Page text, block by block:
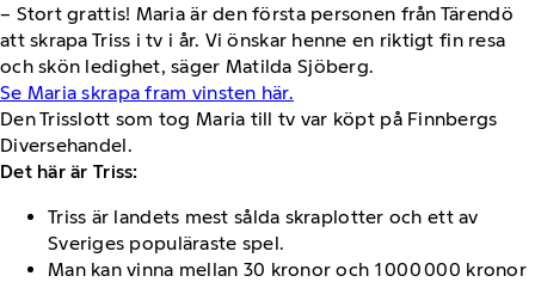
– Stort grattis! Maria är den första personen från Tärendö
att skrapa Triss i tv i år. Vi önskar henne en riktigt fin resa
och skön ledighet, säger Matilda Sjöberg.
Se Maria skrapa fram vinsten här.
Den Trisslott som tog Maria till tv var köpt på Finnbergs
Diversehandel.
Det här är Triss:
Triss är landets mest sålda skraplotter och ett av
Sveriges populäraste spel.
Man kan vinna mellan 30 kronor och 1 000 000 kronor